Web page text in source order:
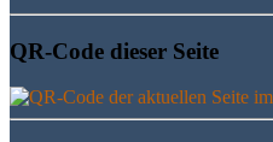
QR-Code die­ser Seite